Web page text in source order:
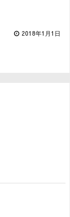
2018年1月1日